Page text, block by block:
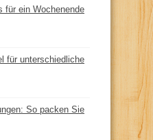
für ein Wochenende
für unterschiedliche
So packen Sie